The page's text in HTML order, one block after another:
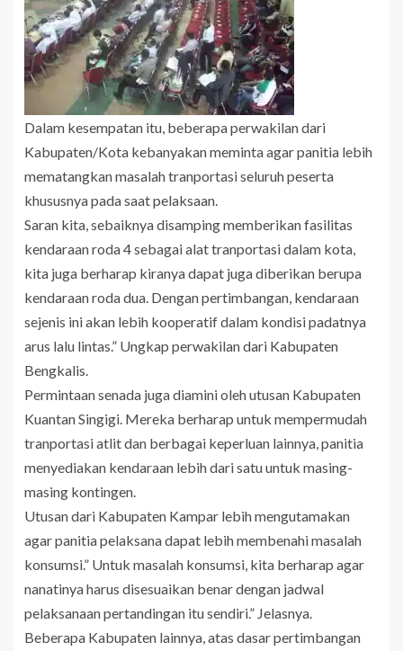
Dalam kesempatan itu, beberapa perwakilan dari
Kabupaten/Kota kebanyakan meminta agar panitia lebih
mematangkan masalah tranportasi seluruh peserta
khususnya pada saat pelaksaan.
Saran kita, sebaiknya disamping memberikan fasilitas
kendaraan roda 4 sebagai alat tranportasi dalam kota,
kita juga berharap kiranya dapat juga diberikan berupa
kendaraan roda dua. Dengan pertimbangan, kendaraan
sejenis ini akan lebih kooperatif dalam kondisi padatnya
arus lalu lintas.” Ungkap perwakilan dari Kabupaten
Bengkalis.
Permintaan senada juga diamini oleh utusan Kabupaten
Kuantan Singigi. Mereka berharap untuk mempermudah
tranportasi atlit dan berbagai keperluan lainnya, panitia
menyediakan kendaraan lebih dari satu untuk masing-
masing kontingen.
Utusan dari Kabupaten Kampar lebih mengutamakan
agar panitia pelaksana dapat lebih membenahi masalah
konsumsi.” Untuk masalah konsumsi, kita berharap agar
nanatinya harus disesuaikan benar dengan jadwal
pelaksanaan pertandingan itu sendiri.” Jelasnya.
Beberapa Kabupaten lainnya, atas dasar pertimbangan